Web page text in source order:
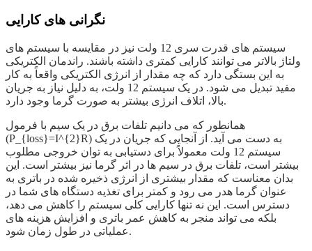
نگرانی های کارایی
سیستم های قدرت سری 12 ولت نیز در مقایسه با سیستم های
ولتاژ بالاتر می توانند کارایی کمتری داشته باشند. راندمان الکتریکی
به این بستگی دارد که چه مقدار از انرژی الکتریکی واقعاً به کار
مفید تبدیل می شود. در یک سیستم 12 ولت، به دلیل نیاز به جریان
بالا، اتلاف انرژی بیشتر به صورت گرما وجود دارد.
همانطور که می دانیم تلفات برق در یک سیم با فرمول
(P_{loss}=I^{2}R) به دست می آید. از آنجایی که جریان در یک
سیستم 12 ولت معمولاً برای دستیابی به توان خروجی مطلوب
بیشتر است، تلفات برق در سیم ها در اثر گرما نیز بیشتر است. این
بدان معناست که مقدار بیشتری از انرژی ذخیره شده در باتری به
عنوان گرما هدر می رود و کمتر برای تغذیه دستگاه های شما در
دسترس است. این نه تنها کارایی کلی سیستم را کاهش می دهد،
بلکه می تواند منجر به کاهش عمر باتری و افزایش هزینه های
عملیاتی در طول زمان شود.